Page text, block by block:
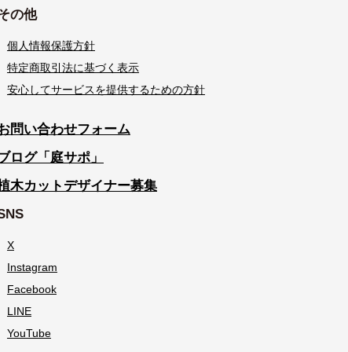
の他
個人情報保護方針
特定商取引法に基づく表示
安心してサービスを提供するための方針
問い合わせフォーム
ログ「庭サポ」
木カットデザイナー募集
X
Instagram
Facebook
LINE
YouTube